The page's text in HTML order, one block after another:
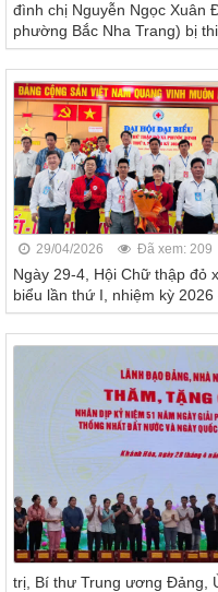
đình chị Nguyễn Ngọc Xuân
phường Bắc Nha Trang) bị
29/04/2026 Đã xem: 209
Ngày 29-4, Hội Chữ thập đỏ
biểu lần thứ I, nhiệm kỳ 2026
trị, Bí thư Trung ương Đảng,